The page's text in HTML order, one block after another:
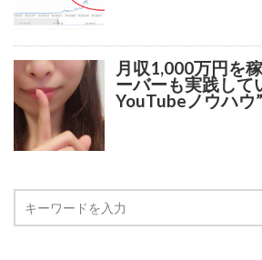
月収1,000万円を
ーバーも実践して
YouTubeノウハウ